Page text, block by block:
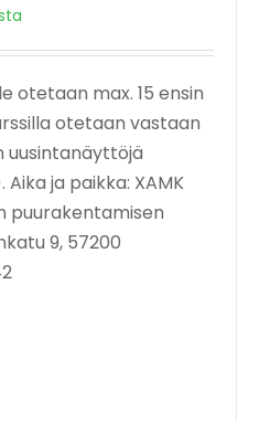
otetaan max. 15 ensin
otetaan vastaan
uusintanäyttöjä
ja paikka: XAMK
puurakentamisen
9, 57200